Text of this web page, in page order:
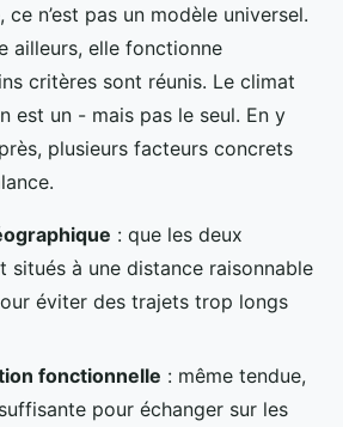
n’est pas un modèle universel.
ailleurs, elle fonctionne
critères sont réunis. Le climat
est un - mais pas le seul. En y
plusieurs facteurs concrets
: que les deux
situés à une distance raisonnable
éviter des trajets trop longs
fonctionnelle : même tendue,
pour échanger sur les